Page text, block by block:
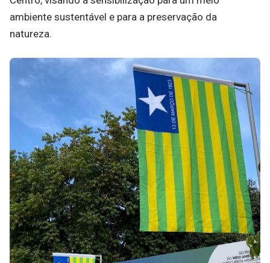
ambiente sustentável e para a preservação da
natureza.